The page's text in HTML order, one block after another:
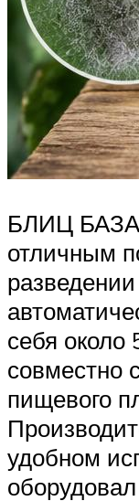
БЛИЦ БАЗА
отличным
себя около
совместно
пищевого
удобном